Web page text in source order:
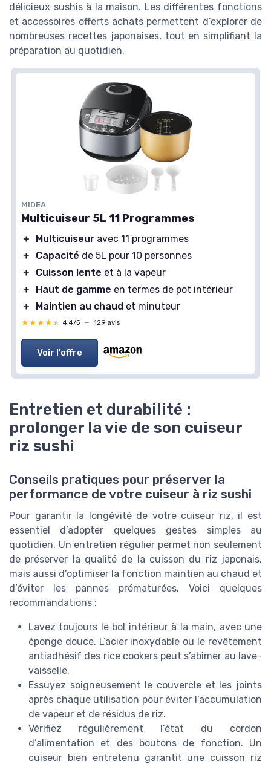
délicieux sushis à la maison. Les différentes fonctions
et accessoires offerts achats permettent d’explorer de
nombreuses recettes japonaises, tout en simplifiant la
préparation au quotidien.
MIDEA
Multicuiseur 5L 11 Programmes
＋ Multicuiseur avec 11 programmes
＋
Capacité de 5L pour 10 personnes
＋
Cuisson lente et à la vapeur
＋
Haut de gamme en termes de pot intérieur
＋
Maintien au chaud et minuteur
★★★★★
★★★★★ 4,4/5 — 129 avis
Voir l'offre
Entretien et durabilité :
prolonger la vie de son cuiseur
riz sushi
Conseils pratiques pour préserver la
performance de votre cuiseur à riz sushi
Pour garantir la longévité de votre cuiseur riz, il est
essentiel d’adopter quelques gestes simples au
quotidien. Un entretien régulier permet non seulement
de préserver la qualité de la cuisson du riz japonais,
mais aussi d’optimiser la fonction maintien au chaud et
d’éviter les pannes prématurées. Voici quelques
recommandations :
Lavez toujours le bol intérieur à la main, avec une
éponge douce. L’acier inoxydable ou le revêtement
antiadhésif des rice cookers peut s’abîmer au lave-
vaisselle.
Essuyez soigneusement le couvercle et les joints
après chaque utilisation pour éviter l’accumulation
de vapeur et de résidus de riz.
Vérifiez régulièrement l’état du cordon
d’alimentation et des boutons de fonction. Un
cuiseur bien entretenu garantit une cuisson riz